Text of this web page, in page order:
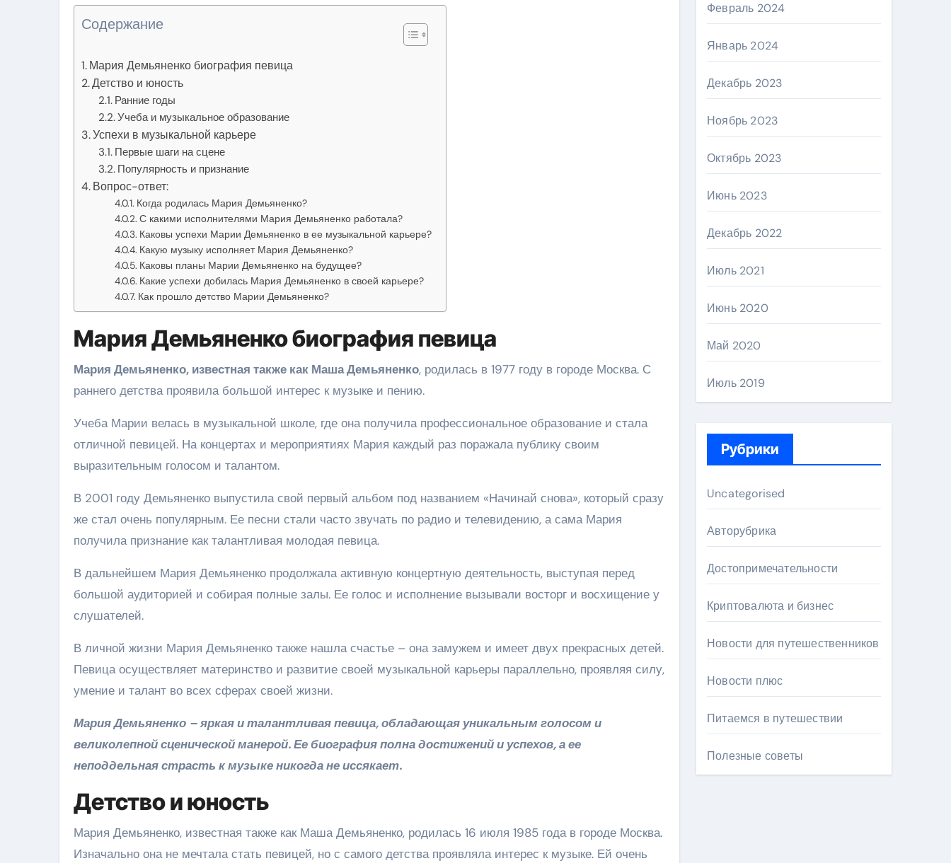
Содержание
Мария Демьяненко биография певица
Детство и юность
Ранние годы
Учеба и музыкальное образование
Успехи в музыкальной карьере
Первые шаги на сцене
Популярность и признание
Вопрос-ответ:
Когда родилась Мария Демьяненко?
С какими исполнителями Мария Демьяненко работала?
Каковы успехи Марии Демьяненко в ее музыкальной карьере?
Какую музыку исполняет Мария Демьяненко?
Каковы планы Марии Демьяненко на будущее?
Какие успехи добилась Мария Демьяненко в своей карьере?
Как прошло детство Марии Демьяненко?
Мария Демьяненко биография певица
Мария Демьяненко, известная также как Маша Демьяненко, родилась в 1977 году в городе Москва. С
раннего детства проявила большой интерес к музыке и пению.
Учеба Марии велась в музыкальной школе, где она получила профессиональное образование и стала
отличной певицей. На концертах и мероприятиях Мария каждый раз поражала публику своим
выразительным голосом и талантом.
В 2001 году Демьяненко выпустила свой первый альбом под названием «Начинай снова», который сразу
же стал очень популярным. Ее песни стали часто звучать по радио и телевидению, а сама Мария
получила признание как талантливая молодая певица.
В дальнейшем Мария Демьяненко продолжала активную концертную деятельность, выступая перед
большой аудиторией и собирая полные залы. Ее голос и исполнение вызывали восторг и восхищение у
слушателей.
В личной жизни Мария Демьяненко также нашла счастье – она замужем и имеет двух прекрасных детей.
Певица осуществляет материнство и развитие своей музыкальной карьеры параллельно, проявляя силу,
умение и талант во всех сферах своей жизни.
Мария Демьяненко – яркая и талантливая певица, обладающая уникальным голосом и
великолепной сценической манерой. Ее биография полна достижений и успехов, а ее
неподдельная страсть к музыке никогда не иссякает.
Детство и юность
Мария Демьяненко, известная также как Маша Демьяненко, родилась 16 июля 1985 года в городе Москва.
Изначально она не мечтала стать певицей, но с самого детства проявляла интерес к музыке. Ей очень
Февраль 2024
Январь 2024
Декабрь 2023
Ноябрь 2023
Октябрь 2023
Июнь 2023
Декабрь 2022
Июль 2021
Июнь 2020
Май 2020
Июль 2019
Рубрики
Uncategorised
Авторубрика
Достопримечательности
Криптовалюта и бизнес
Новости для путешественников
Новости плюс
Питаемся в путешествии
Полезные советы